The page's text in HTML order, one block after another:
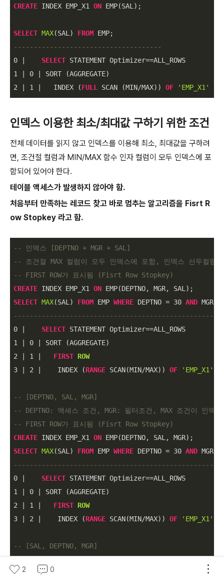
CREATE INDEX EMP_X1 ON EMP(SAL);
SELECT MAX(SAL) FROM
-------------------------------------
0
SELECT STATEMENT Optimizer==
1
0
2
1
   INDEX (
FULL SCAN (MIN/MAX)) OF 'EMP_X1'
인덱스 이용한 최소/최대값 구하기 위한 조건
전체 데이터를 읽지 않고 인덱스를 이용해 최소, 최대값을 구하려
면, 조건절 컬럼과 MIN/MAX 함수 인자 컬럼이 모두 인덱스에 포
함되어 있어야 한다.
테이블 액세스가 발생하지 않아야 함.
처음부터 만족하는 레코드 찾고 바로 멈추는 알고리즘을 Fisrt R
ow Stopkey 라고 함.
-- 인덱스 [DEPTNO + MGR + SAL]
-- 조건절 MAX 컬럼이 모두 인덱스에 포함, 인덱스 선두컬럼
-- FIRST ROW가 표시됨 (Fisrt Row Stopkey)
CREATE INDEX EMP_X1 ON
SELECT MAX(SAL) FROM EMP WHERE DEPTNO = 30 AND MGR
0
SELECT STATEMENT Optimizer==
1
0
2
1 FIRST ROW
3
2
    INDEX (
RANGE SCAN(MIN/MAX)) OF 'EMP_X1'
-- [DEPTNO, SAL, MGR]
-- DEPTNO: 액세스 조건, MGR: 필터조건, MAX 조건이 인덱
-- FIRST ROW가 표시됨 (Fisrt Row Stopkey)
CREATE INDEX EMP_X1 ON
SELECT MAX(SAL) FROM EMP WHERE DEPTNO = 30 AND MGR
0
SELECT STATEMENT Optimizer==
1
0
2
1 FIRST ROW
3
2
    INDEX (
RANGE SCAN(MIN/MAX)) OF 'EMP_X1'
-- [SAL, DEPTNO, MGR]
-- INDEX FULL SCAN 하지만 FIRST ROW가 표시됨 (Fisrt
2 0